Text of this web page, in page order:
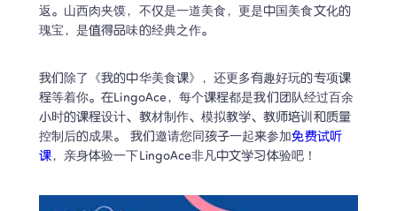
返。山西肉夹馍，不仅是一道美食，更是中国美食文化的
瑰宝，是值得品味的经典之作。
我们除了《我的中华美食课》，还更多有趣好玩的专项课
程等着你。在LingoAce，每个课程都是我们团队经过百余
小时的课程设计、教材制作、模拟教学、教师培训和质量
控制后的成果。 我们邀请您同孩子一起来参加免费试听
课，亲身体验一下LingoAce非凡中文学习体验吧！